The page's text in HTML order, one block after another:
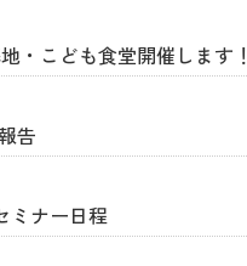
・こども食堂開催します！
告
ミナー日程